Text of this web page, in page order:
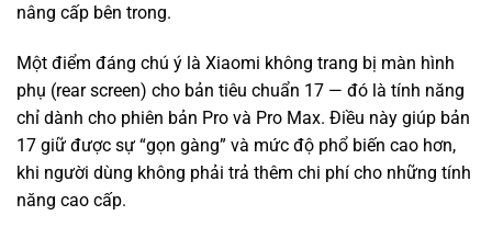
nâng cấp bên trong.
Một điểm đáng chú ý là Xiaomi không trang bị màn hình
phụ (rear screen) cho bản tiêu chuẩn 17 — đó là tính năng
chỉ dành cho phiên bản Pro và Pro Max. Điều này giúp bản
17 giữ được sự “gọn gàng” và mức độ phổ biến cao hơn,
khi người dùng không phải trả thêm chi phí cho những tính
năng cao cấp.